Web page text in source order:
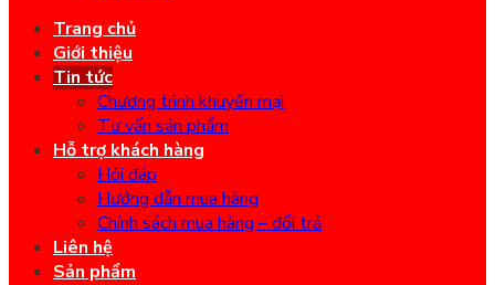
Trang chủ
Giới thiệu
Tin tức
Chương trình khuyến mại
Tư vấn sản phẩm
Hỗ trợ khách hàng
Hỏi đáp
Hướng dẫn mua hàng
Chính sách mua hàng – đổi trả
Liên hệ
Sản phẩm